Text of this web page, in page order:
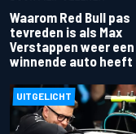
Waarom Red Bull pas
tevreden is als Max
Verstappen weer een
winnende auto heeft
UITGELICHT